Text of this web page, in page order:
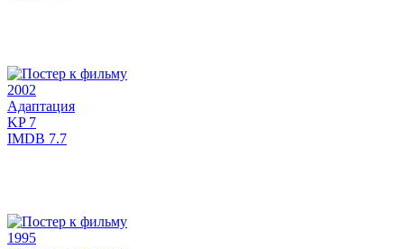
2002
Адаптация
KP7
IMDB 7.7
1995